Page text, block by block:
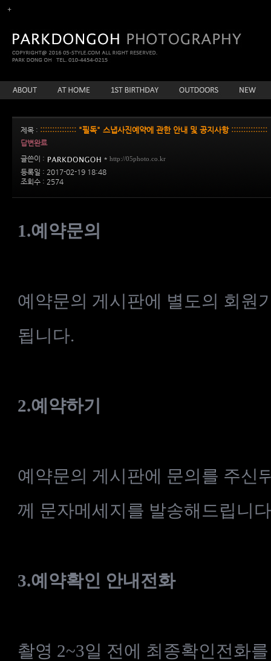
제목 : ::::::::::::::: "필독" 스냅사진예약에 관한 안내 및 공지사항 :::::::::::::::
답변완료
글쓴이 :
* http://05photo.co.kr
등록일 : 2017-02-19 18:48
조회수 : 2574
1.예약문의
예약문의 게시판에 별도의 회원
됩니다.
2.예약하기
예약문의 게시판에 문의를 주신
께 문자메세지를 발송해드립니다
3.예약확인 안내전화
촬영 2~3일 전에 최종확인전화를